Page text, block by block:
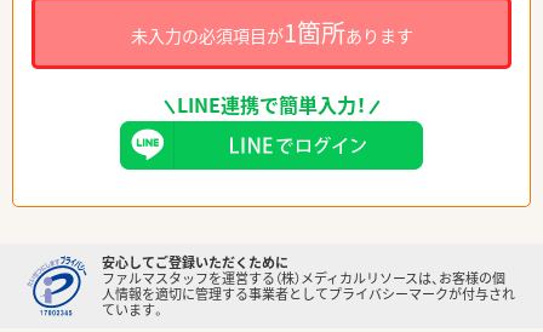
未入力の必須項目が1箇所あります
LINE連携で簡単入力！
安心してご登録いただくために
ファルマスタッフを運営する（株）メディカルリソースは、お客様の個
人情報を適切に管理する事業者としてプライバシーマークが付与され
ています。